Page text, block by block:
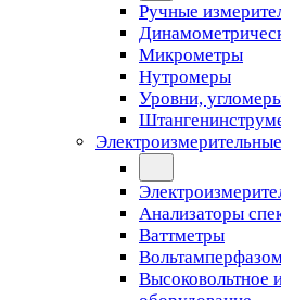
Ручные
Микрометры
Нутромеры
Уровни,
Анализаторы
Ваттметры
Высоковольтное